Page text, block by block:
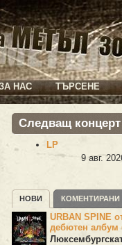
НАС ТЪРСЕНЕ
Следващ концерт
LP
9 авг.
НОВИ КОМЕНТИРАНИ
URBAN SPINE
дебютен албум